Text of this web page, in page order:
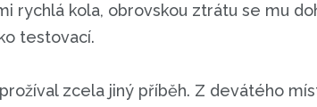
rychlá kola, obrovskou ztrátu se mu
testovací.
zcela jiný příběh. Z devátého